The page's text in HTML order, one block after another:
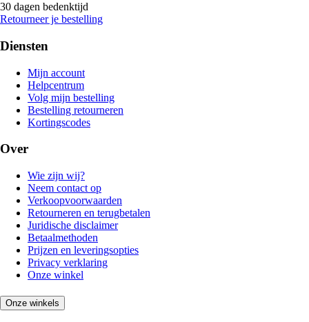
30 dagen bedenktijd
Retourneer je bestelling
Diensten
Mijn account
Helpcentrum
Volg mijn bestelling
Bestelling retourneren
Kortingscodes
Over
Wie zijn wij?
Neem contact op
Verkoopvoorwaarden
Retourneren en terugbetalen
Juridische disclaimer
Betaalmethoden
Prijzen en leveringsopties
Privacy verklaring
Onze winkel
Onze winkels